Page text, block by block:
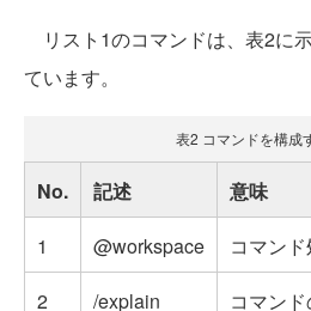
リスト1のコマンドは、表2に
ています。
表2 コマンドを構成
No. 記述
意味
1
@workspace
コマン
2
/explain コマン